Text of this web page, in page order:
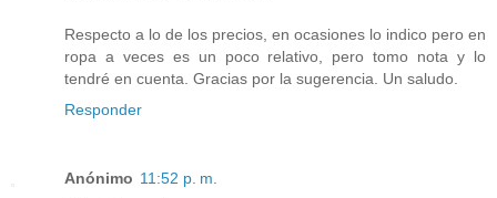
Respecto a lo de los precios, en ocasiones lo indico pero en
ropa a veces es un poco relativo, pero tomo nota y lo
tendré en cuenta. Gracias por la sugerencia. Un saludo.
Responder
Anónimo 11:52 p. m.